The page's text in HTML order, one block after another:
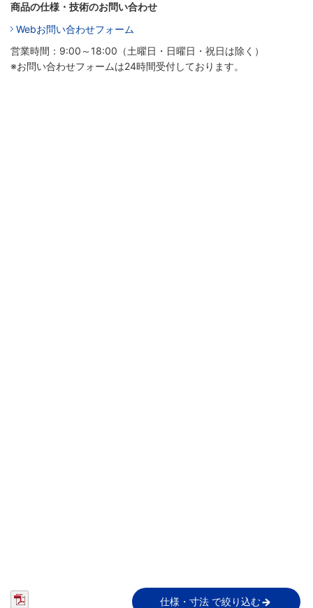
商品の仕様・技術のお問い合わせ
Webお問い合わせフォーム
営業時間：9:00～18:00（土曜日・日曜日・祝日は除く）
※お問い合わせフォームは24時間受付しております。
仕様・寸法 で絞り込む